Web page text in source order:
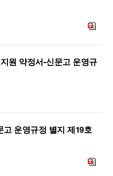
원 약정서-신문고 운영규
운영규정 별지 제19호